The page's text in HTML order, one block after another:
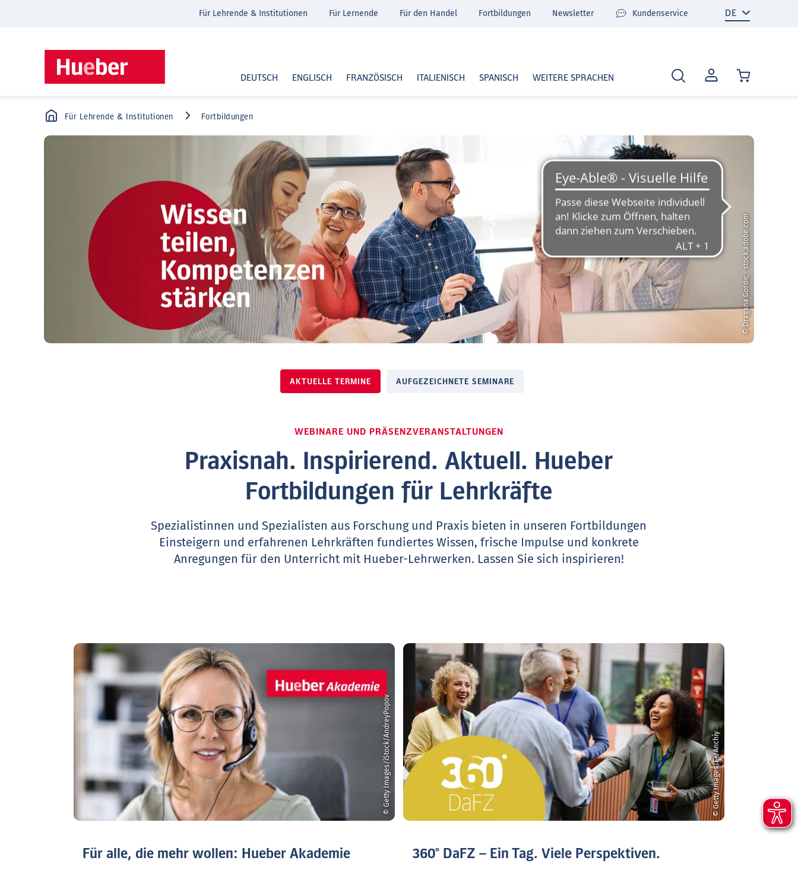
MEIN
KONTO
DEUTSCH ENGLISCH FRANZÖSISCH ITALIENISCH SPANISCH WEITERE SPRACHEN
Für Lehrende & Institutionen Für Lernende Für den Handel Fortbildungen Newsletter Kundenservice
Für Lehrende & Institutionen Fortbildungen
© Dragana Gordic - stock.adobe.com
AKTUELLE TERMINE AUFGEZEICHNETE SEMINARE
WEBINARE UND PRÄSENZVERANSTALTUNGEN
Praxisnah. Inspirierend. Aktuell. Hueber
Fortbildungen für Lehrkräfte
Spezialistinnen und Spezialisten aus Forschung und Praxis bieten in unseren Fortbildungen
Einsteigern und erfahrenen Lehrkräften fundiertes Wissen, frische Impulse und konkrete
Anregungen für den Unterricht mit Hueber-Lehrwerken. Lassen Sie sich inspirieren!
© Getty Images/iStock/AndreyPopov
Für alle, die mehr wollen: Hueber Akademie
© Getty Images/E+/Anchiy
360° DaFZ – Ein Tag. Viele Perspektiven.